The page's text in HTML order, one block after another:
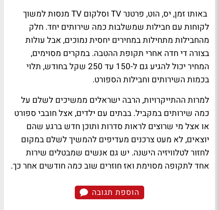
באותו זמן, יס, הוט, פרטנר TV וסלקום TV מנסות למשוך
לקוחות עם חבילות שמשלבות כמה שירותים יחד. חלק
מהחבילות מתחילות במחירים יחסית נמוכים, אבל עולות
בצורה די חדה אחרי תקופת ההטבה. במקרים מסוימים,
המחיר יכול להגיע גם ל-150 עד 250 שקל בחודש, תלוי
בכמות השירותים וחבילות הספורט.
למרות ההתייקרויות, הרבה ישראלים ממשיכים לשלם על
כמה שירותים במקביל. בבתים עם ילדים, אצל חובבי ספורט
או אצל מי שרוצים לראות סדרות ותוכן חדש ברגע שהם
יוצאים, לא מעט צרכנים מעדיפים להמשיך לשלם במקום
לחזור לטלוויזיה הישנה. יש גם אנשים שמבטלים שירות
אחד לתקופה מסוימת ואז חוזרים שוב כמה חודשים אחר כך.
הוספת תגובה